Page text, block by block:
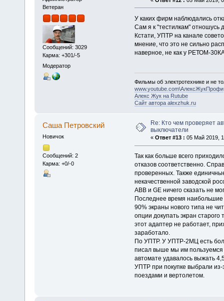
Ветеран
Сообщений: 3029
Карма: +301/-5
Модератор
У каких фирм наблюдались
Сам я к "тестилкам" отношусь
Кстати, УПТР на канале
мнение, что это не сильно
наверное, не как у РЕТОМ-
Фильмы об электротехнике и не
www.youtube.com\АлексЖукПрофи
Алекс Жук на Rutube
Сайт автора alexzhuk.ru
Саша Петровский
Новичок
Сообщений: 2
Карма: +0/-0
Re: Кто чем проверяет
выключатели
« Ответ #13 : 05 Май 2019,
Так как больше всего
отказов соответственно.
проверенных. Также
некачественной заводской
ABB и GE ничего сказать не
Последнее время
90% экраны нового типа не
опции докупать экран
этот адаптер не работает,
заработало.
По УПТР. У УПТР-2МЦ есть
писал выше мы им
автомате удавалось выжать
УПТР при покупке выбрали из-
поездами и вертолетом.